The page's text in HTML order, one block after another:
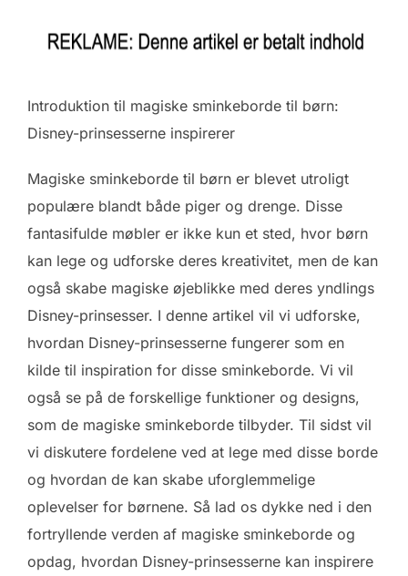
Introduktion til magiske sminkeborde til børn:
Disney-prinsesserne inspirerer
Magiske sminkeborde til børn er blevet utroligt
populære blandt både piger og drenge. Disse
fantasifulde møbler er ikke kun et sted, hvor børn
kan lege og udforske deres kreativitet, men de kan
også skabe magiske øjeblikke med deres yndlings
Disney-prinsesser. I denne artikel vil vi udforske,
hvordan Disney-prinsesserne fungerer som en
kilde til inspiration for disse sminkeborde. Vi vil
også se på de forskellige funktioner og designs,
som de magiske sminkeborde tilbyder. Til sidst vil
vi diskutere fordelene ved at lege med disse borde
og hvordan de kan skabe uforglemmelige
oplevelser for børnene. Så lad os dykke ned i den
fortryllende verden af magiske sminkeborde og
opdag, hvordan Disney-prinsesserne kan inspirere